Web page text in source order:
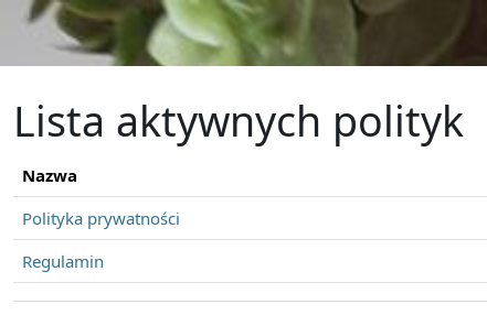
Przejdź do głównej zawartości
Lista aktywnych polityk
Nazwa
Polityka prywatności
Regulamin